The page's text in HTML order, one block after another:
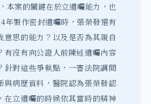
案的關鍵在於立遺囑能力，也
年製作密封遺囑時，張榮發還有
意思的能力？以及是否為其親自
有沒有向公證人前陳述遺囑內容
針對這些爭執點，一審法院調閱
與病歷資料，醫院認為張榮發認
在立遺囑的時候依其當時的精神